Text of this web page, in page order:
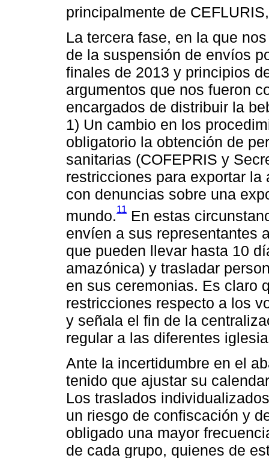
principalmente de
La tercera fase, en la que
de la suspensión de envíos
finales de 2013 y principios
argumentos que nos fueron
encargados de distribuir la
1) Un cambio en los
obligatorio la obtención de
sanitarias (COFEPRIS y
restricciones para exportar
con denuncias sobre una
mundo.11 En estas
envíen a sus representantes
que pueden llevar hasta 10
amazónica) y trasladar
en sus ceremonias. Es claro
restricciones respecto a los
y señala el fin de la
regular a las diferentes
Ante la incertidumbre en el
tenido que ajustar su
Los traslados
un riesgo de confiscación y
obligado una mayor
de cada grupo, quienes de